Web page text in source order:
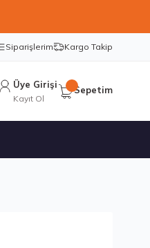
Siparişlerim Kargo Takip
Üye Girişi
Kayıt Ol
Sepetim